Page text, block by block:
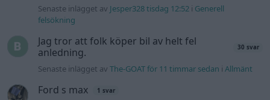
Senaste inlägget av Jesper328 tisdag 12:52 i Generell
felsökning
Jag tror att folk köper bil av helt fel
anledning.
30 svar
Senaste inlägget avThe-GOAT för 11 timmar sedan iAllmänt
Ford s max 1 svar